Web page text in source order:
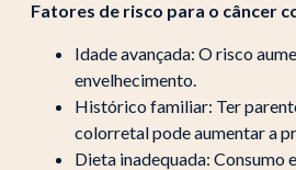
Fatores de risco para o câncer
Idade avançada: O risco
envelhecimento.
Histórico familiar: Ter
colorretal pode aumentar a
Dieta inadequada: Consumo